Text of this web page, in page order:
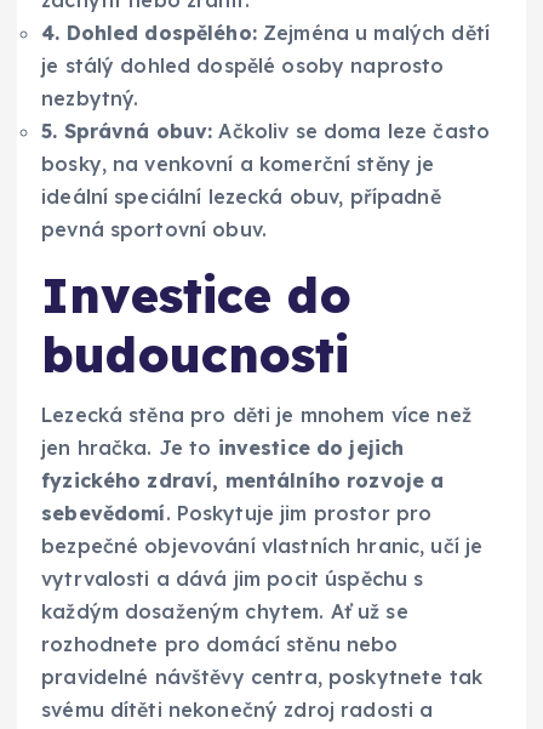
4. Dohled dospělého:Zejména u malých dětí
je stálý dohled dospělé osoby naprosto
nezbytný.
5. Správná obuv: Ačkoliv se doma leze často
bosky, na venkovní a komerční stěny je
ideální speciální lezecká obuv, případně
pevná sportovní obuv.
Investice do
budoucnosti
Lezecká stěna pro děti je mnohem více než
jen hračka. Je to investice do jejich
fyzického zdraví, mentálního rozvoje a
sebevědomí. Poskytuje jim prostor pro
bezpečné objevování vlastních hranic, učí je
vytrvalosti a dává jim pocit úspěchu s
každým dosaženým chytem. Ať už se
rozhodnete pro domácí stěnu nebo
pravidelné návštěvy centra, poskytnete tak
svému dítěti nekonečný zdroj radosti a